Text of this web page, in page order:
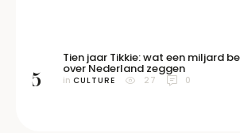
5
Tien jaar Tikkie: wat een miljard
over Nederland zeggen
in CULTURE 27 0